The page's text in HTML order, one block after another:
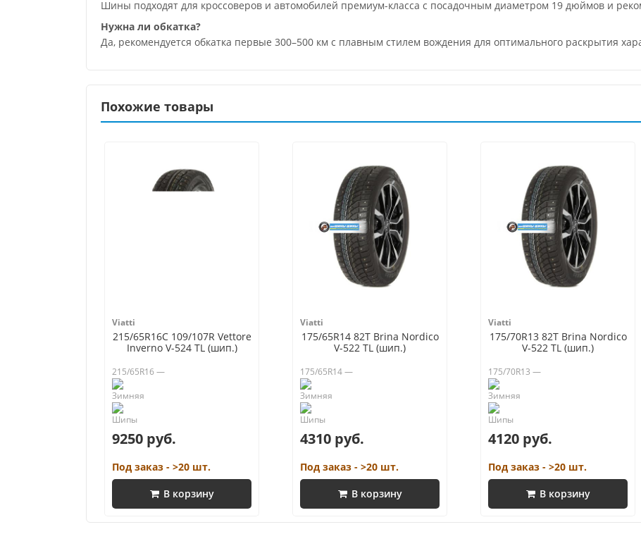
Шины подходят для кроссоверов и автомобилей премиум-класса с посадочным диаметром 19 дюймов и
Нужна ли обкатка?
Да, рекомендуется обкатка первые 300–500 км с плавным стилем вождения для оптимального раскрытия
Похожие товары
Viatti
215/65R16C 109/107R Vettore
Inverno V-524 TL (шип.)
215/65R16 —
9250 руб.
Под заказ - >20 шт.
В корзину
Viatti
175/65R14 82T Brina Nordico
V-522 TL (шип.)
175/65R14 —
4310 руб.
Под заказ - >20 шт.
В корзину
Viatti
175/70R13 82T Brina Nordico
V-522 TL (шип.)
175/70R13 —
4120 руб.
Под заказ - >20 шт.
В корзину